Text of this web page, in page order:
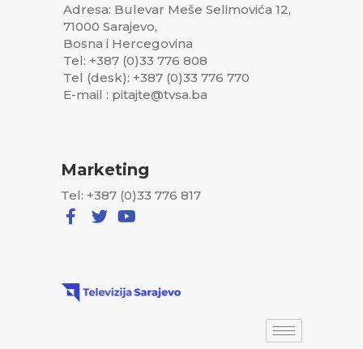
Adresa: Bulevar Meše Selimovića 12,
71000 Sarajevo,
Bosna i Hercegovina
Tel: +387 (0)33 776 808
Tel (desk): +387 (0)33 776 770
E-mail : pitajte@tvsa.ba
Marketing
Tel: +387 (0)33 776 817